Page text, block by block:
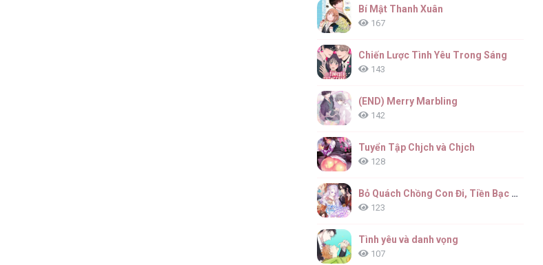
Bí Mật Thanh Xuân
167
Chiến Lược Tình Yêu Trong Sáng
143
(END) Merry Marbling
142
Tuyển Tập Chjch và Chjch
128
Bỏ Quách Chồng Con Đi, Tiền Bạc Mới Là Tất Cả
123
Tình yêu và danh vọng
107